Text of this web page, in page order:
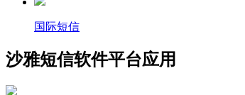
国际短信
沙雅短信软件平台应用